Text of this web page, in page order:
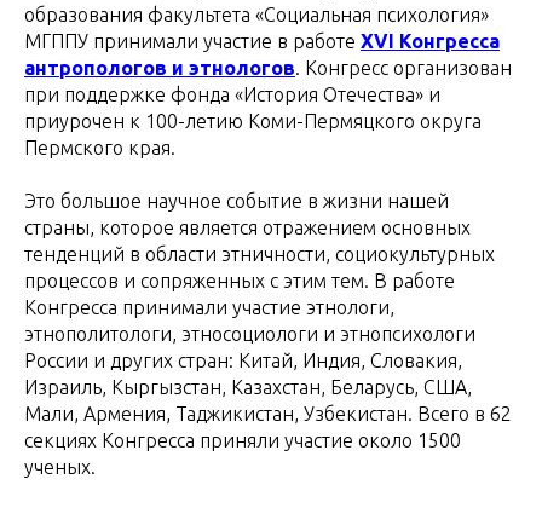
образования факультета «Социальная психология»
МГППУ принимали участие в работе XVI Конгресса
антропологов и этнологов. Конгресс организован
при поддержке фонда «История Отечества» и
приурочен к 100-летию Коми-Пермяцкого округа
Пермского края.
Это большое научное событие в жизни нашей
страны, которое является отражением основных
тенденций в области этничности, социокультурных
процессов и сопряженных с этим тем. В работе
Конгресса принимали участие этнологи,
этнополитологи, этносоциологи и этнопсихологи
России и других стран: Китай, Индия, Словакия,
Израиль, Кыргызстан, Казахстан, Беларусь, США,
Мали, Армения, Таджикистан, Узбекистан. Всего в 62
секциях Конгресса приняли участие около 1500
ученых.